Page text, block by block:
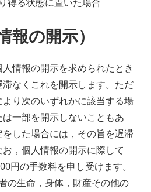
得る状態に置いた場合
報の開示）
情報の開示を求められたとき
なくこれを開示します。ただ
り次のいずれかに該当する場
一部を開示しないこともあ
した場合には，その旨を遅滞
，個人情報の開示に際して
円の手数料を申し受けます。
の生命，身体，財産その他の